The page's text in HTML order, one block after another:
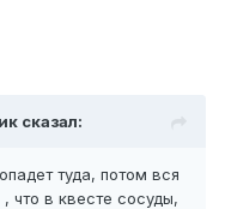
сказал:
туда, потом вся
что в квесте сосуды,